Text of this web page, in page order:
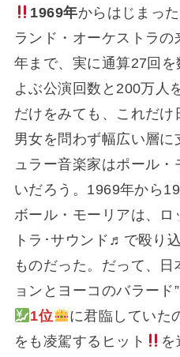
1969年からはじまっ
ランド・オーケストラ
年まで、実に通算27回
よぶ公演回数と200万人
だけをみても、これだ
男女を問わず幅広い層
ュラー音楽家はポール
いだろう。1969年から
ボール・モーリアは、ロ
トラ･サウンド♬で殴り
ものだった。だって、日
ョンとヨーコのバラード
1位
に君臨していた
をも凌駕するヒット
を